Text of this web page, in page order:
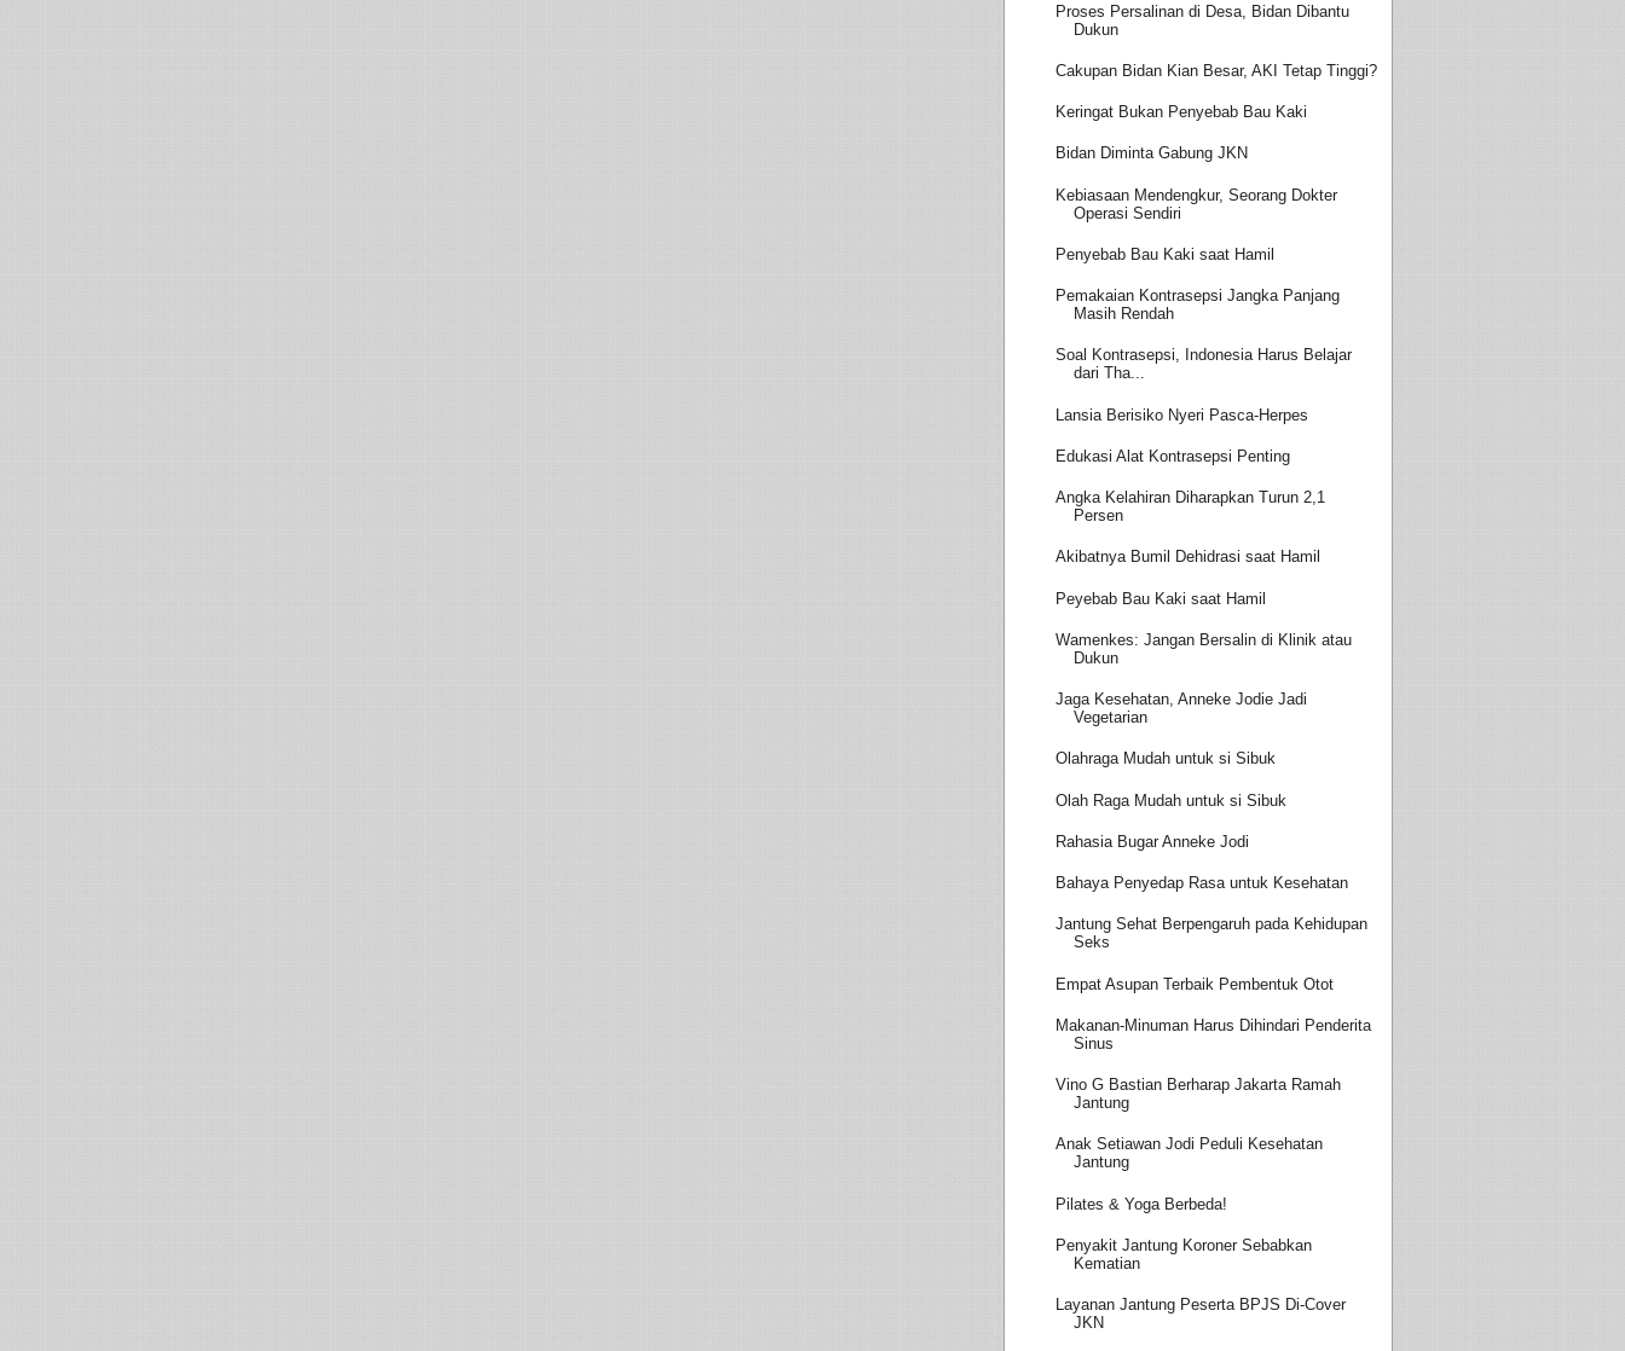
Proses Persalinan di Desa, Bidan Dibantu
Dukun
Cakupan Bidan Kian Besar, AKI Tetap Tinggi?
Keringat Bukan Penyebab Bau Kaki
Bidan Diminta Gabung JKN
Kebiasaan Mendengkur, Seorang Dokter
Operasi Sendiri
Penyebab Bau Kaki saat Hamil
Pemakaian Kontrasepsi Jangka Panjang
Masih Rendah
Soal Kontrasepsi, Indonesia Harus Belajar
dari Tha...
Lansia Berisiko Nyeri Pasca-Herpes
Edukasi Alat Kontrasepsi Penting
Angka Kelahiran Diharapkan Turun 2,1
Persen
Akibatnya Bumil Dehidrasi saat Hamil
Peyebab Bau Kaki saat Hamil
Wamenkes: Jangan Bersalin di Klinik atau
Dukun
Jaga Kesehatan, Anneke Jodie Jadi
Vegetarian
Olahraga Mudah untuk si Sibuk
Olah Raga Mudah untuk si Sibuk
Rahasia Bugar Anneke Jodi
Bahaya Penyedap Rasa untuk Kesehatan
Jantung Sehat Berpengaruh pada Kehidupan
Seks
Empat Asupan Terbaik Pembentuk Otot
Makanan-Minuman Harus Dihindari Penderita
Sinus
Vino G Bastian Berharap Jakarta Ramah
Jantung
Anak Setiawan Jodi Peduli Kesehatan
Jantung
Pilates & Yoga Berbeda!
Penyakit Jantung Koroner Sebabkan
Kematian
Layanan Jantung Peserta BPJS Di-Cover
JKN